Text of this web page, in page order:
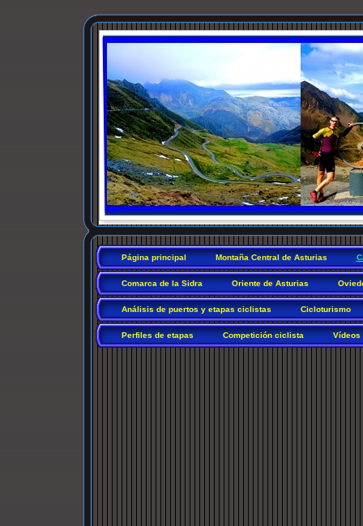
Página principal Montaña Central de Asturias
Comarca de la Sidra Oriente de Asturias
Análisis de puertos y etapas ciclistas Cicloturismo
Perfiles de etapas Competición ciclista Vídeos